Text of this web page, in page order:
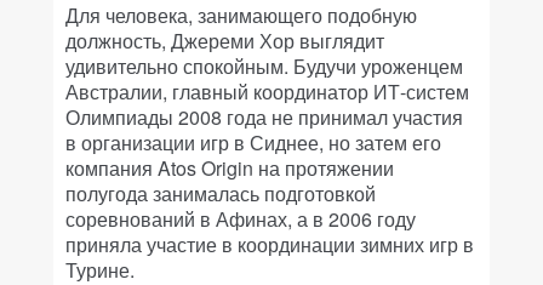
Для человека, занимающего подобную
должность, Джереми Хор выглядит
удивительно спокойным. Будучи уроженцем
Австралии, главный координатор ИТ-систем
Олимпиады 2008 года не принимал участия
в организации игр в Сиднее, но затем его
компания Atos Origin на протяжении
полугода занималась подготовкой
соревнований в Афинах, а в 2006 году
приняла участие в координации зимних игр в
Турине.